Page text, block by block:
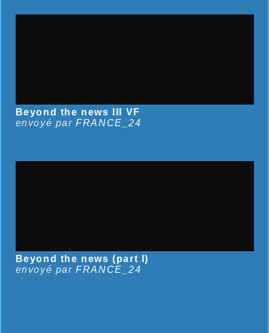
Beyond the news III VF
envoyé parFRANCE_24
Beyond the news (part I)
envoyé parFRANCE_24